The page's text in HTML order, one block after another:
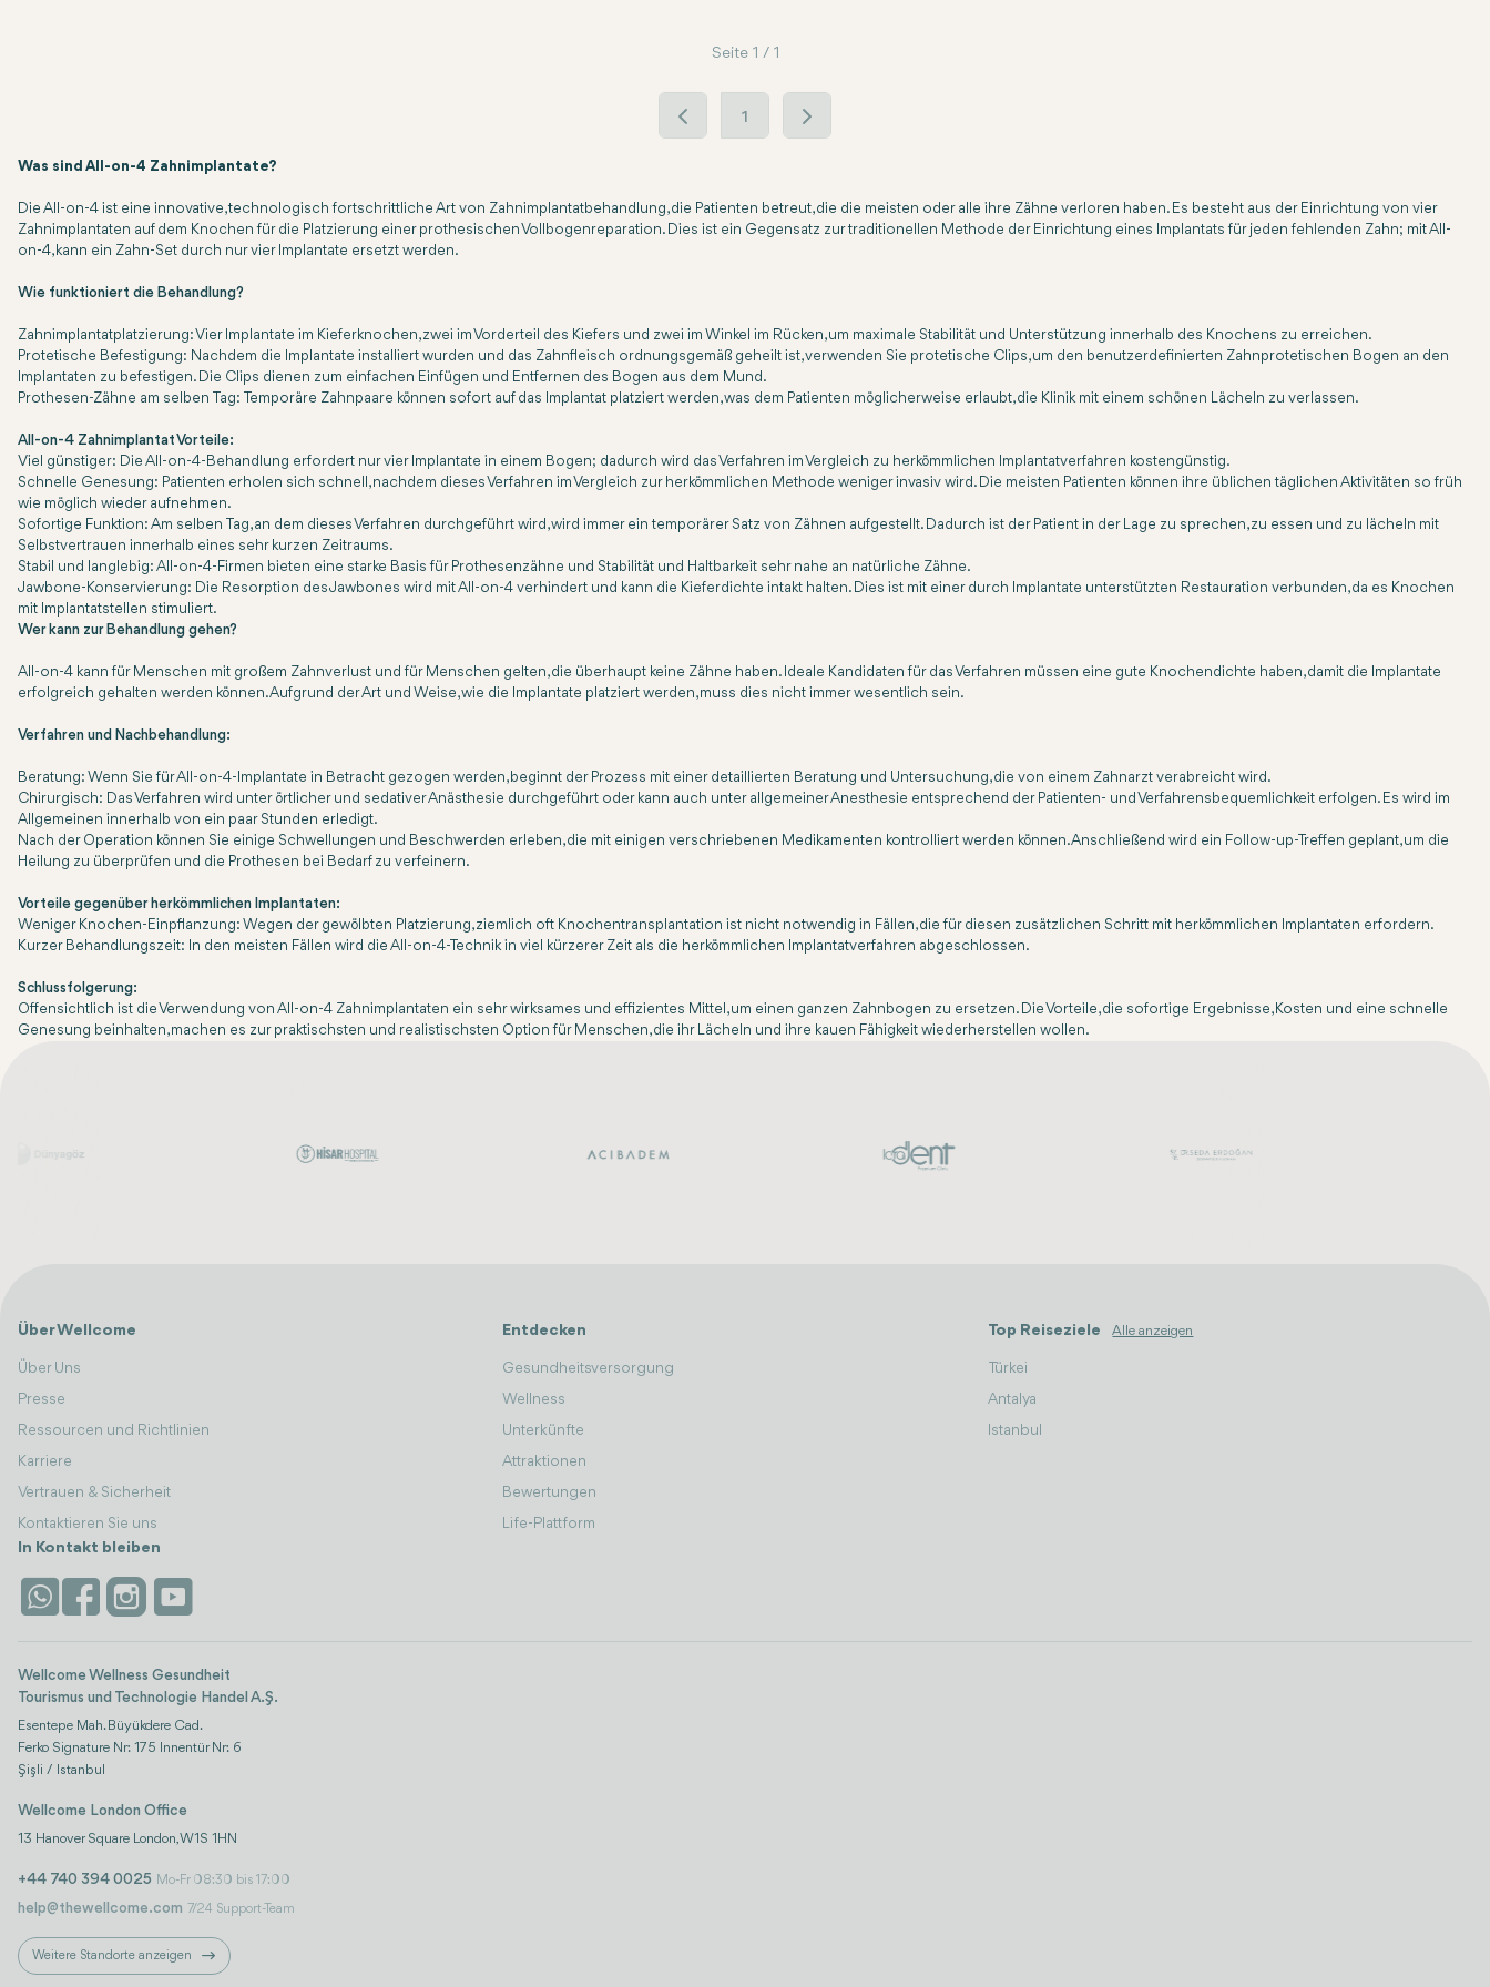
Seite 1 / 1
1
Was sind All-on-4 Zahnimplantate?
Die All-on-4 ist eine innovative, technologisch fortschrittliche Art von Zahnimplantatbehandlung, die Patienten betreut, die die meisten oder alle ihre Zähne verloren haben. Es besteht aus der Einrichtung von vier
Zahnimplantaten auf dem Knochen für die Platzierung einer prothesischen Vollbogenreparation. Dies ist ein Gegensatz zur traditionellen Methode der Einrichtung eines Implantats für jeden fehlenden Zahn; mit All-
on-4, kann ein Zahn-Set durch nur vier Implantate ersetzt werden.
Wie funktioniert die Behandlung?
Zahnimplantatplatzierung:Vier Implantate im Kieferknochen, zwei im Vorderteil des Kiefers und zwei im Winkel im Rücken, um maximale Stabilität und Unterstützung innerhalb des Knochens zu erreichen.
Protetische Befestigung: Nachdem die Implantate installiert wurden und das Zahnfleisch ordnungsgemäß geheilt ist, verwenden Sie protetische Clips, um den benutzerdefinierten Zahnprotetischen Bogen an den
Implantaten zu befestigen. Die Clips dienen zum einfachen Einfügen und Entfernen des Bogen aus dem Mund.
Prothesen-Zähne am selben Tag: Temporäre Zahnpaare können sofort auf das Implantat platziert werden, was dem Patienten möglicherweise erlaubt, die Klinik mit einem schönen Lächeln zu verlassen.
All-on-4 Zahnimplantat Vorteile:
Viel günstiger: Die All-on-4-Behandlung erfordert nur vier Implantate in einem Bogen; dadurch wird das Verfahren im Vergleich zu herkömmlichen Implantatverfahren kostengünstig.
Schnelle Genesung: Patienten erholen sich schnell, nachdem dieses Verfahren im Vergleich zur herkömmlichen Methode weniger invasiv wird. Die meisten Patienten können ihre üblichen täglichen Aktivitäten so früh
wie möglich wieder aufnehmen.
Sofortige Funktion: Am selben Tag, an dem dieses Verfahren durchgeführt wird, wird immer ein temporärer Satz von Zähnen aufgestellt. Dadurch ist der Patient in der Lage zu sprechen, zu essen und zu lächeln mit
Selbstvertrauen innerhalb eines sehr kurzen Zeitraums.
Stabil und langlebig: All-on-4-Firmen bieten eine starke Basis für Prothesenzähne und Stabilität und Haltbarkeit sehr nahe an natürliche Zähne.
Jawbone-Konservierung: Die Resorption des Jawbones wird mit All-on-4 verhindert und kann die Kieferdichte intakt halten. Dies ist mit einer durch Implantate unterstützten Restauration verbunden, da es Knochen
mit Implantatstellen stimuliert.
Wer kann zur Behandlung gehen?
All-on-4 kann für Menschen mit großem Zahnverlust und für Menschen gelten, die überhaupt keine Zähne haben. Ideale Kandidaten für das Verfahren müssen eine gute Knochendichte haben, damit die Implantate
erfolgreich gehalten werden können. Aufgrund der Art und Weise, wie die Implantate platziert werden, muss dies nicht immer wesentlich sein.
Verfahren und Nachbehandlung:
Beratung: Wenn Sie für All-on-4-Implantate in Betracht gezogen werden, beginnt der Prozess mit einer detaillierten Beratung und Untersuchung, die von einem Zahnarzt verabreicht wird.
Chirurgisch: Das Verfahren wird unter örtlicher und sedativer Anästhesie durchgeführt oder kann auch unter allgemeiner Anesthesie entsprechend der Patienten- und Verfahrensbequemlichkeit erfolgen. Es wird im
Allgemeinen innerhalb von ein paar Stunden erledigt.
Nach der Operation können Sie einige Schwellungen und Beschwerden erleben, die mit einigen verschriebenen Medikamenten kontrolliert werden können. Anschließend wird ein Follow-up-Treffen geplant, um die
Heilung zu überprüfen und die Prothesen bei Bedarf zu verfeinern.
Vorteile gegenüber herkömmlichen Implantaten:
Weniger Knochen-Einpflanzung: Wegen der gewölbten Platzierung, ziemlich oft Knochentransplantation ist nicht notwendig in Fällen, die für diesen zusätzlichen Schritt mit herkömmlichen Implantaten erfordern.
Kurzer Behandlungszeit: In den meisten Fällen wird die All-on-4-Technik in viel kürzerer Zeit als die herkömmlichen Implantatverfahren abgeschlossen.
Schlussfolgerung:
Offensichtlich ist die Verwendung von All-on-4 Zahnimplantaten ein sehr wirksames und effizientes Mittel, um einen ganzen Zahnbogen zu ersetzen. Die Vorteile, die sofortige Ergebnisse, Kosten und eine schnelle
Genesung beinhalten, machen es zur praktischsten und realistischsten Option für Menschen, die ihr Lächeln und ihre kauen Fähigkeit wiederherstellen wollen.
Über Wellcome
Über Uns
Presse
Ressourcen und Richtlinien
Karriere
Vertrauen & Sicherheit
Kontaktieren Sie uns
Entdecken
Gesundheitsversorgung
Wellness
Unterkünfte
Attraktionen
Bewertungen
Life-Plattform
Top Reiseziele Alle anzeigen
Türkei
Antalya
Istanbul
In Kontakt bleiben
Wellcome Wellness Gesundheit
Tourismus und Technologie Handel A.Ş.
Esentepe Mah. Büyükdere Cad.
Ferko Signature Nr: 175 Innentür Nr: 6
Şişli / Istanbul
Wellcome London Office
13 Hanover Square London, W1S 1HN
+44 740 394 0025 Mo-Fr 08:30 bis 17:00
help@thewellcome.com 7/24 Support-Team
Weitere Standorte anzeigen